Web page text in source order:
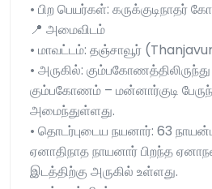
• பிற பெயர்கள்: கருக்குடிநாதர்
📍 அமைவிடம்
• மாவட்டம்: தஞ்சாவூர்
• அருகில்:
கும்பகோணம் – மன்னார்குடி
அமைந்துள்ளது.
• தொடர்புடைய நயனார்: 63
ஏனாதிநாத நாயனார் பிறந்த
இடத்திற்கு அருகில் உள்ளது.